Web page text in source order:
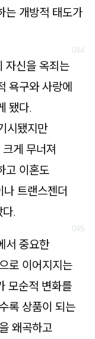
는 개방적 태도가
자신을 옥죄는
욕구와 사랑에
됐다.
시됐지만
게 무너져
고 이혼도
트랜스젠더
.
서 중요한
로 이어지지는
모순적 변화를
록 상품이 되는
왜곡하고